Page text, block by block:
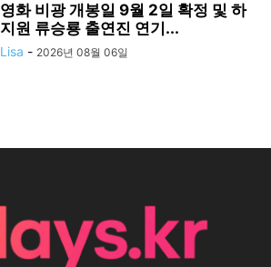
영화 비광 개봉일 9월 2일 확정 및 하
지원 류승룡 출연진 연기...
Lisa - 2026년 08월 06일